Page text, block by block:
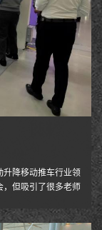
降移动推车行业领
，但吸引了很多老师